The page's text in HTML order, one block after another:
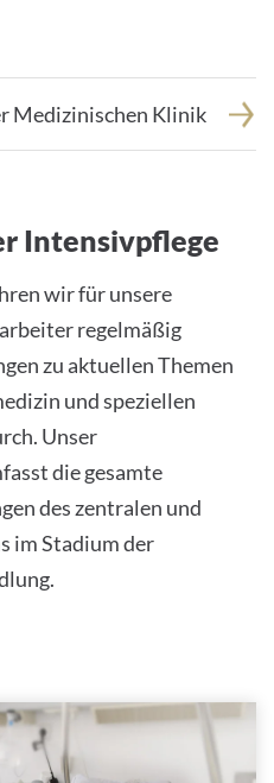
Medizinischen Klinik
Intensivpflege
wir für unsere
regelmäßig
zu aktuellen Themen
und speziellen
Unser
die gesamte
des zentralen und
im Stadium der